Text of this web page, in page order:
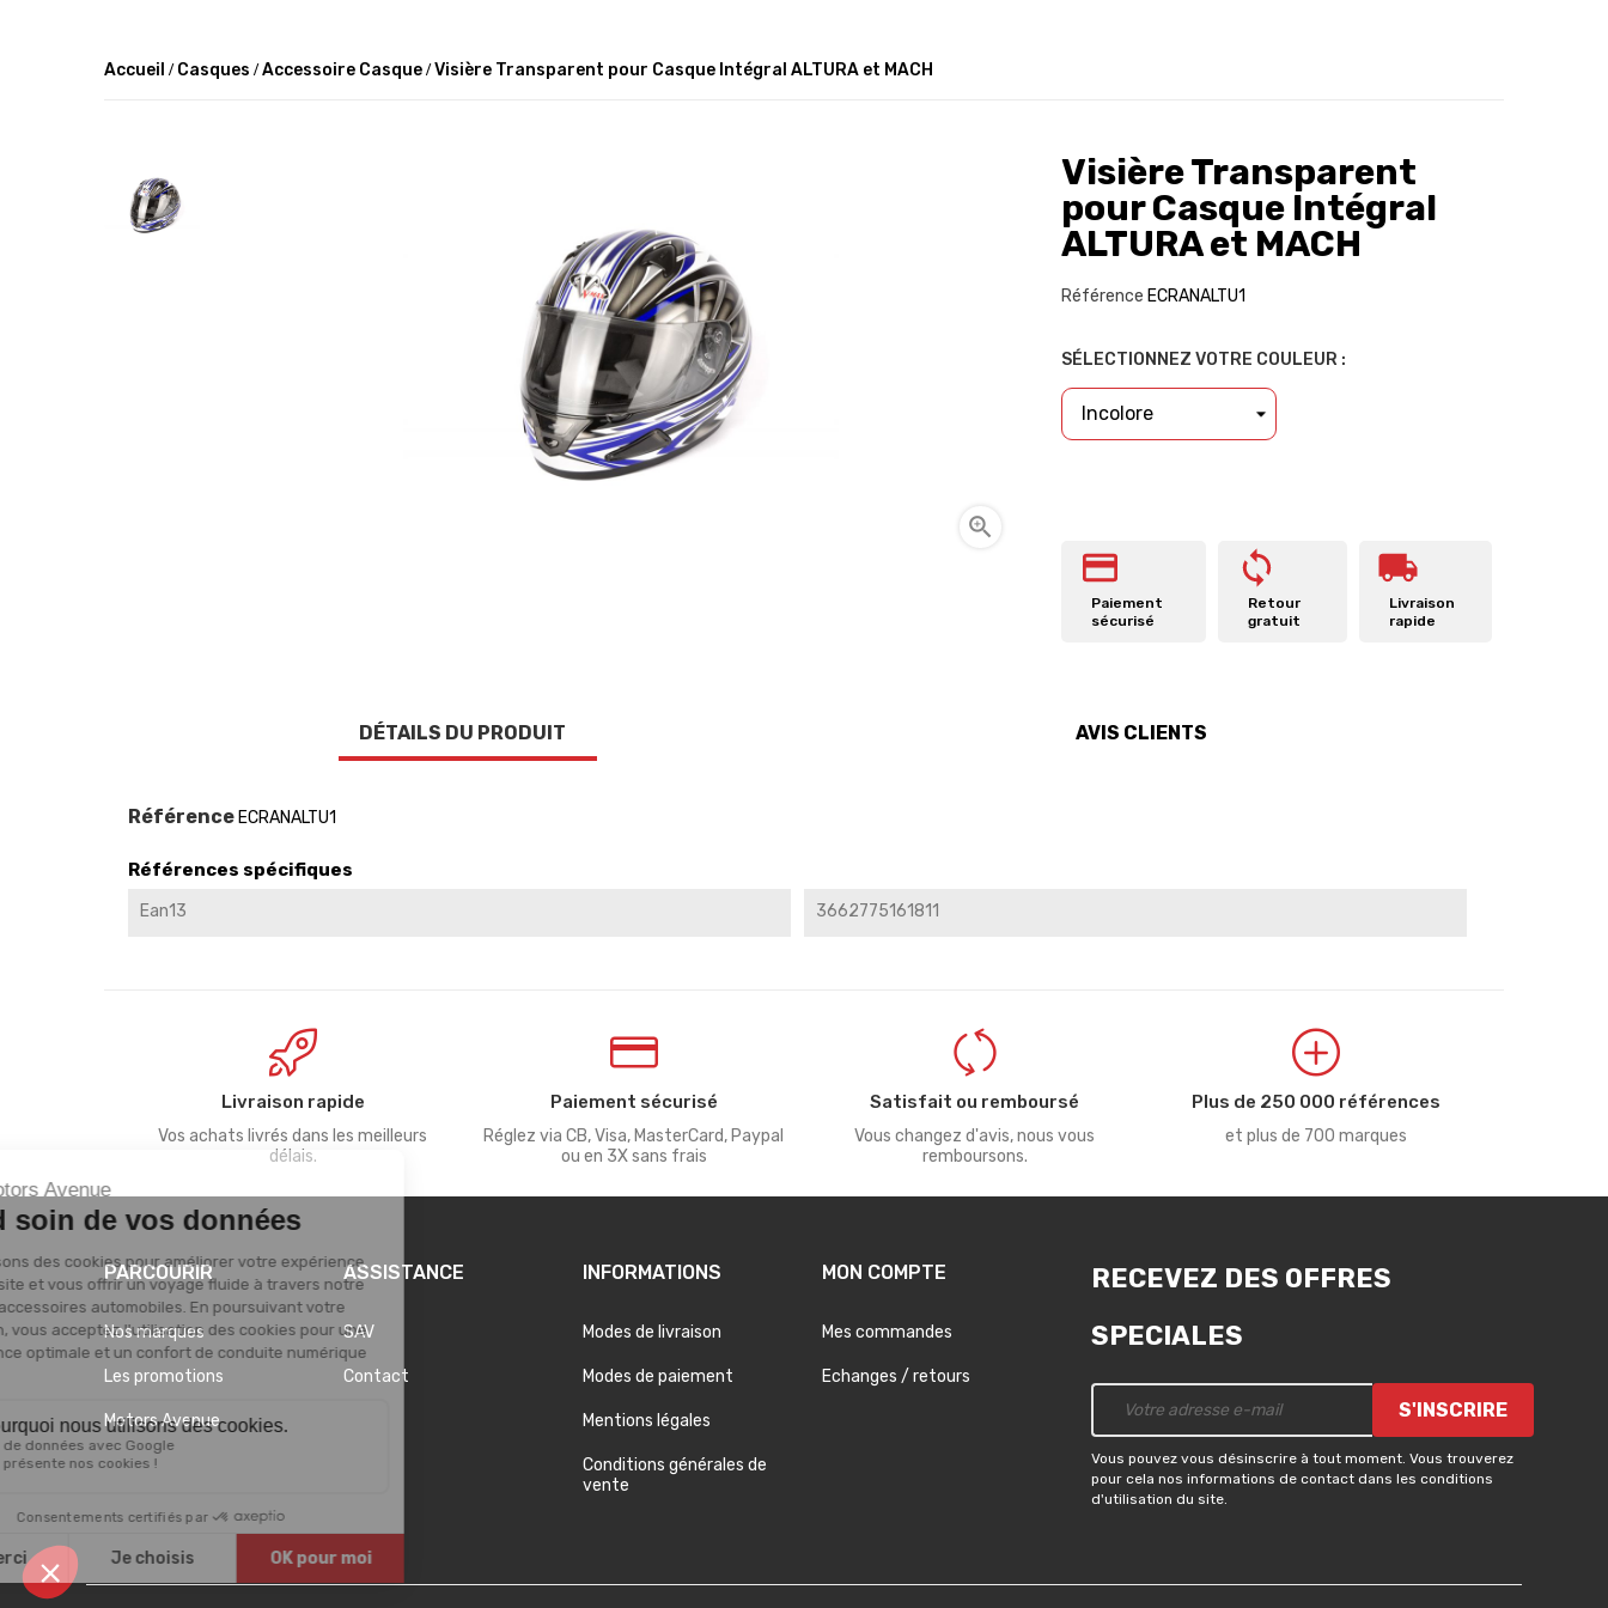
Accueil Casques Accessoire Casque Visière Transparent pour Casque Intégral ALTURA et MACH

Visière Transparent
pour Casque Intégral
ALTURA et MACH
Référence ECRANALTU1
SÉLECTIONNEZ VOTRE COULEUR :
Paiement
sécurisé
Retour
gratuit
Livraison
rapide
DÉTAILS DU PRODUIT AVIS CLIENTS
Référence ECRANALTU1
Références spécifiques
Ean13 3662775161811
Livraison rapide
Vos achats livrés dans les meilleurs
délais.
Paiement sécurisé
Réglez via CB, Visa, MasterCard, Paypal
ou en 3X sans frais
Satisfait ou remboursé
Vous changez d'avis, nous vous
remboursons.
Plus de 250 000 références
et plus de 700 marques
PARCOURIR
Nos marques
Les promotions
Motors Avenue
ASSISTANCE
SAV
Contact
INFORMATIONS
Modes de livraison
Modes de paiement
Mentions légales
Conditions générales de
vente
MON COMPTE
Mes commandes
Echanges / retours
RECEVEZ DES OFFRES
SPECIALES
S'INSCRIRE
Vous pouvez vous désinscrire à tout moment. Vous trouverez
pour cela nos informations de contact dans les conditions
d'utilisation du site.